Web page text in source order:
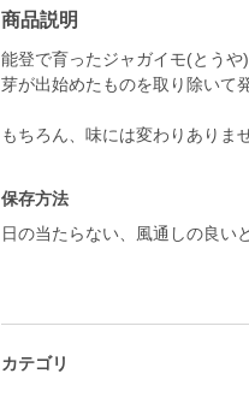
商品説明
能登で育ったジャガイモ(とうや)
芽が出始めたものを取り除いて
保存方法
日の当たらない、風通しの良い
カテゴリ